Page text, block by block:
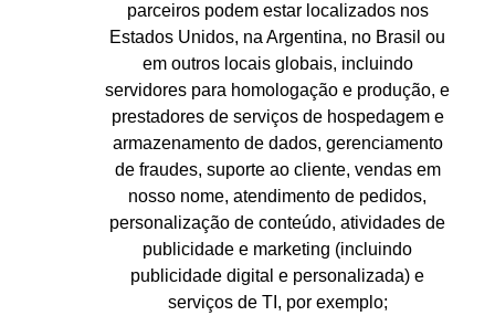
parceiros podem estar localizados nos
Estados Unidos, na Argentina, no Brasil ou
em outros locais globais, incluindo
servidores para homologação e produção, e
prestadores de serviços de hospedagem e
armazenamento de dados, gerenciamento
de fraudes, suporte ao cliente, vendas em
nosso nome, atendimento de pedidos,
personalização de conteúdo, atividades de
publicidade e marketing (incluindo
publicidade digital e personalizada) e
serviços de TI, por exemplo;